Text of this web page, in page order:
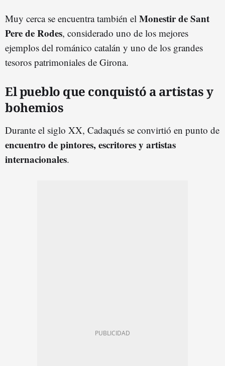
Muy cerca se encuentra también el Monestir de Sant
Pere de Rodes, considerado uno de los mejores
ejemplos del románico catalán y uno de los grandes
tesoros patrimoniales de Girona.
El pueblo que conquistó a artistas y
bohemios
Durante el siglo XX, Cadaqués se convirtió en punto de
encuentro de pintores, escritores y artistas
internacionales.